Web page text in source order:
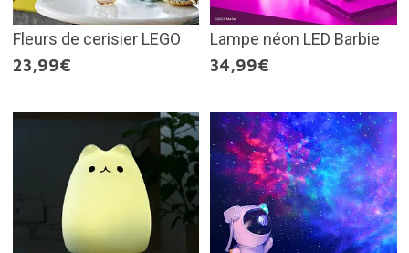
Fleurs de cerisier LEGO
23,99€
Lampe néon LED Barbie
34,99€